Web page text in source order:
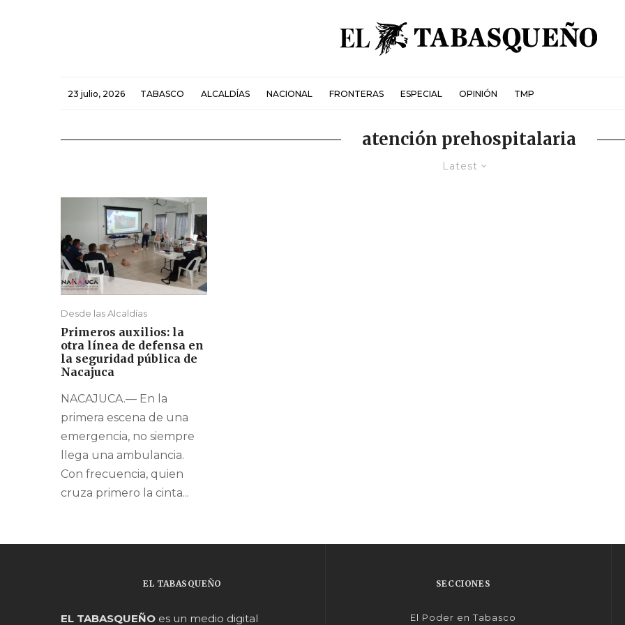
23 julio, 2026 TABASCO ALCALDÍAS NACIONAL FRONTERAS ESPECIAL OPINIÓN TMP
atención prehospitalaria
Latest
Desde las Alcaldías
Primeros auxilios: la
otra línea de defensa en
la seguridad pública de
Nacajuca
NACAJUCA.— En la
primera escena de una
emergencia, no siempre
llega una ambulancia.
Con frecuencia, quien
cruza primero la cinta...
EL TABASQUEÑO
EL TABASQUEÑO es un medio digital
SECCIONES
El Poder en Tabasco